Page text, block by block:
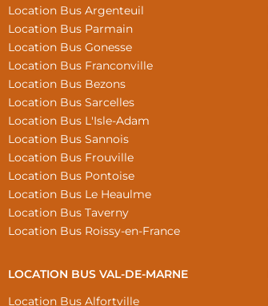
Location Bus Argenteuil
Location Bus Parmain
Location Bus Gonesse
Location Bus Franconville
Location Bus Bezons
Location Bus Sarcelles
Location Bus L'Isle-Adam
Location Bus Sannois
Location Bus Frouville
Location Bus Pontoise
Location Bus Le Heaulme
Location Bus Taverny
Location Bus Roissy-en-France
LOCATION BUS VAL-DE-MARNE
Location Bus Alfortville